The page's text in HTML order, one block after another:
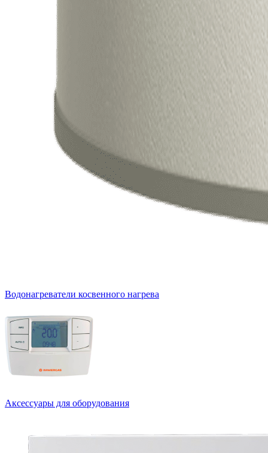
Водонагреватели косвенного нагрева
Аксессуары для оборудования